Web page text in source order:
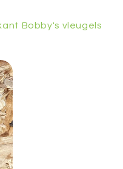
Bobby's vleugels